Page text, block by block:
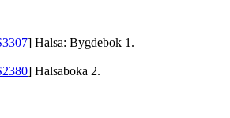
] Halsa: Bygdebok 1.
] Halsaboka 2.